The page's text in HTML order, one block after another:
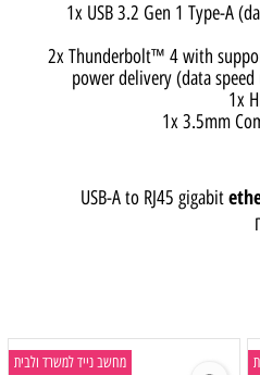
1x USB 3.2 Gen 1 Type-A
2x Thunderbolt™ 4 with
power delivery (data
1x
1x 3.5mm
USB-A to RJ45 gigabit
מחשב נייד למשרד ולבית